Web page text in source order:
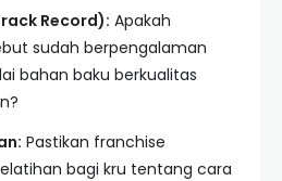
Record): Apakah
sudah berpengalaman
bahan baku berkualitas
Pastikan franchise
bagi kru tentang cara